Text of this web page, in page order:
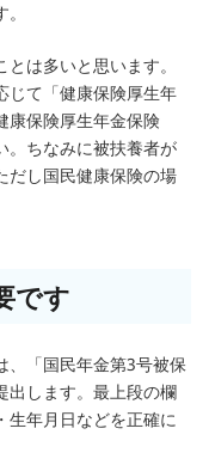
は多いと思います。
じて「健康保険厚生年
康保険厚生年金保険
。ちなみに被扶養者が
だし国民健康保険の場
です
、「国民年金第3号被保
出します。最上段の欄
生年月日などを正確に